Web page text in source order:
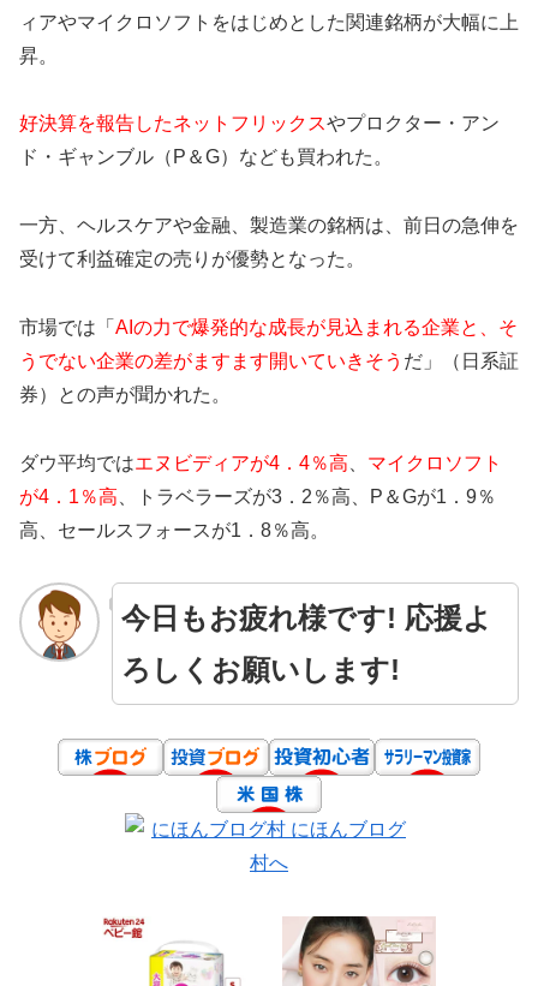
ィアやマイクロソフトをはじめとした関連銘柄が大幅に上
昇。
好決算を報告したネットフリックスやプロクター・アン
ド・ギャンブル（P＆G）なども買われた。
一方、ヘルスケアや金融、製造業の銘柄は、前日の急伸を
受けて利益確定の売りが優勢となった。
市場では「 AIの力で爆発的な成長が見込まれる企業と、そ
うでない企業の差がますます開いていきそう だ」（日系証
券）との声が聞かれた。
ダウ平均ではエヌビディアが4．4％高
マイクロソフト
が4．1％高 、トラベラーズが3．2％高、P＆Gが1．9％
高、セールスフォースが1．8％高。
今日もお疲れ様です! 応援よ
ろしくお願いします!